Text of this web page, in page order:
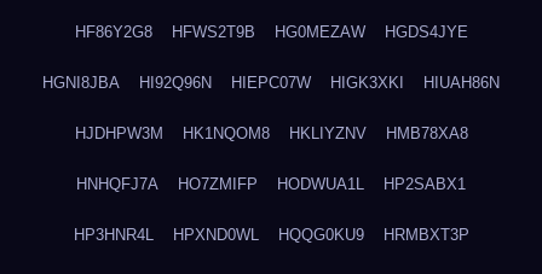
HF86Y2G8 HFWS2T9B HG0MEZAW HGDS4JYE
HGNI8JBA HI92Q96N HIEPC07W HIGK3XKI HIUAH86N
HJDHPW3M HK1NQOM8 HKLIYZNV HMB78XA8
HNHQFJ7A HO7ZMIFP HODWUA1L HP2SABX1
HP3HNR4L HPXND0WL HQQG0KU9 HRMBXT3P